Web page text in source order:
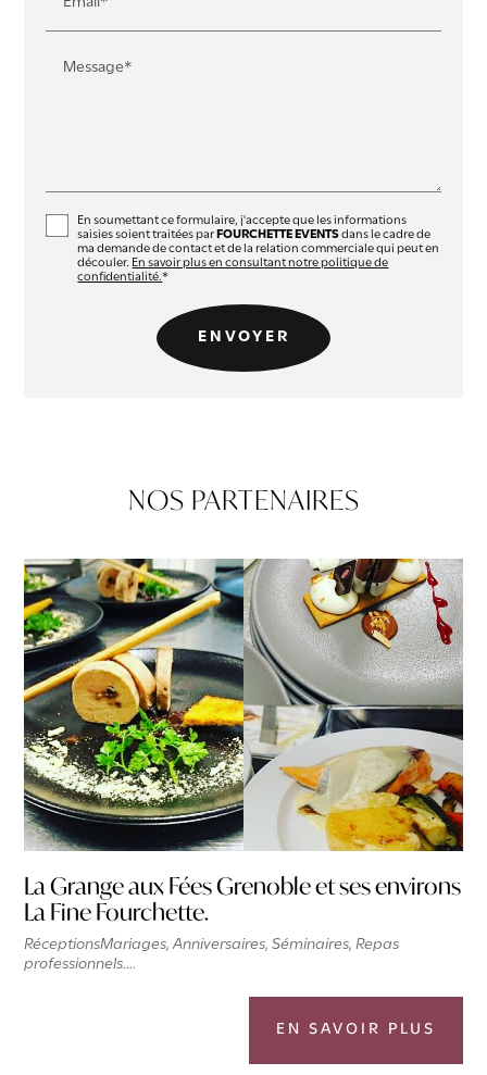
Message*
En soumettant ce formulaire, j'accepte que les informations
saisies soient traitées par FOURCHETTE EVENTSdans le cadre de
ma demande de contact et de la relation commerciale qui peut en
découler. En savoir plus en consultant notre politique de
confidentialité.*
NOS PARTENAIRES
La Grange aux Fées Grenoble et ses environs
La Fine Fourchette.
Réceptions ​Mariages, Anniversaires, Séminaires, Repas
professionnels....
EN SAVOIR PLUS